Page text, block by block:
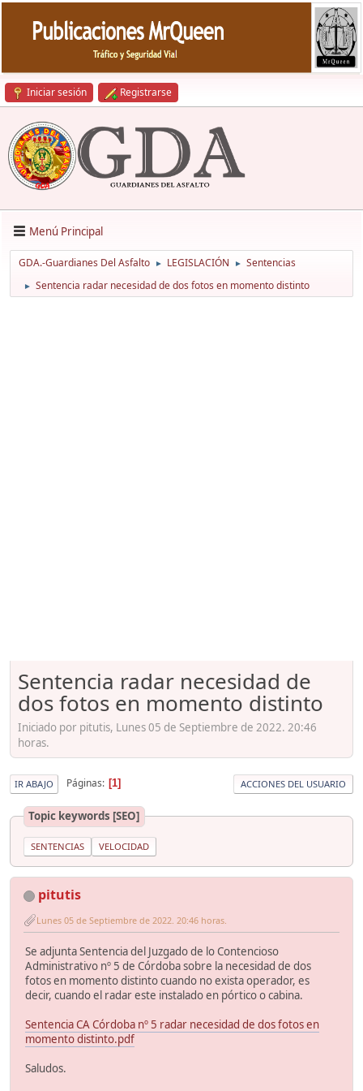
Iniciar sesión Registrarse
Menú Principal
GDA.-Guardianes Del Asfalto ► LEGISLACIÓN ► Sentencias
► Sentencia radar necesidad de dos fotos en momento distinto
Sentencia radar necesidad de
dos fotos en momento distinto
Iniciado por pitutis, Lunes 05 de Septiembre de 2022. 20:46
horas.
IR ABAJO Páginas 1 ACCIONES DEL USUARIO
Topic keywords [SEO]
SENTENCIAS VELOCIDAD
pitutis
Lunes 05 de Septiembre de 2022. 20:46 horas.
Se adjunta Sentencia del Juzgado de lo Contencioso
Administrativo nº 5 de Córdoba sobre la necesidad de dos
fotos en momento distinto cuando no exista operador, es
decir, cuando el radar este instalado en pórtico o cabina.
Sentencia CA Córdoba nº 5 radar necesidad de dos fotos en
momento distinto.pdf
Saludos.